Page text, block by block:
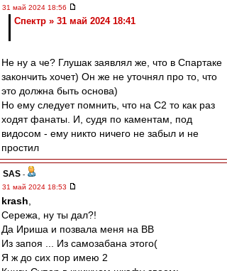
31 май 2024 18:56
Спектр » 31 май 2024 18:41
Не ну а че? Глушак заявлял же, что в Спартаке
закончить хочет) Он же не уточнял про то, что
это должна быть основа)
Но ему следует помнить, что на С2 то как раз
ходят фанаты. И, судя по каментам, под
видосом - ему никто ничего не забыл и не
простил
SAS -
31 май 2024 18:53
krash
Сережа, ну ты дал?!
Да Ириша и позвала меня на ВВ
Из запоя ... Из самозабана этого(
Я ж до сих пор имею 2